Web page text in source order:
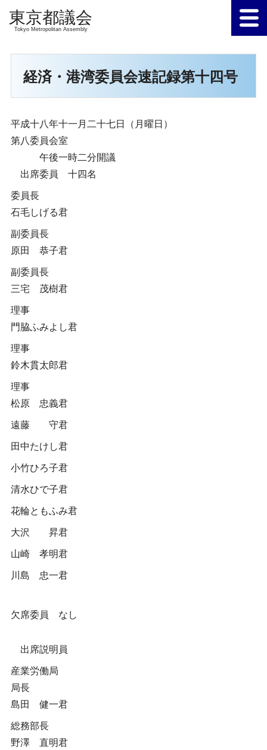
Tokyo Metropolitan Assembly
経済・港湾委員会速記録第十四号
平成十八年十一月二十七日（月曜日）
第八委員会室
午後一時二分開議
出席委員 十四名
委員長
石毛しげる君
副委員長
原田 恭子君
副委員長
三宅 茂樹君
理事
門脇ふみよし君
理事
鈴木貫太郎君
理事
松原 忠義君
遠藤 守君
田中たけし君
小竹ひろ子君
清水ひで子君
花輪ともふみ君
大沢 昇君
山崎 孝明君
川島 忠一君
欠席委員 なし
出席説明員
産業労働局
局長
島田 健一君
総務部長
野澤 直明君